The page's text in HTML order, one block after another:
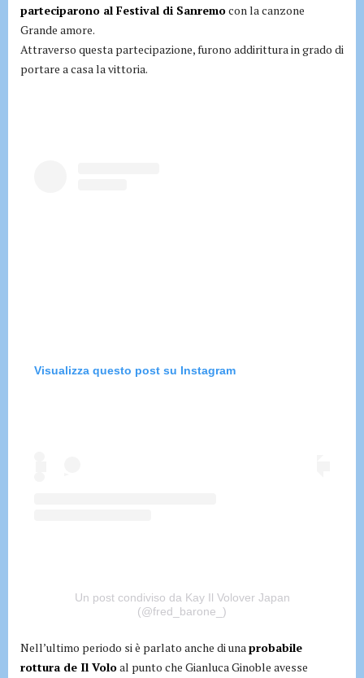
parteciparono al Festival di Sanremocon la canzone
Grande amore.
Attraverso questa partecipazione, furono addirittura in grado di
portare a casa la vittoria.
Visualizza questo post su Instagram
Un post condiviso da Kay Il Volover Japan
(@fred_barone_)
Nell’ultimo periodo si è parlato anche di unaprobabile
rottura de Il Voloal punto che Gianluca Ginoble avesse